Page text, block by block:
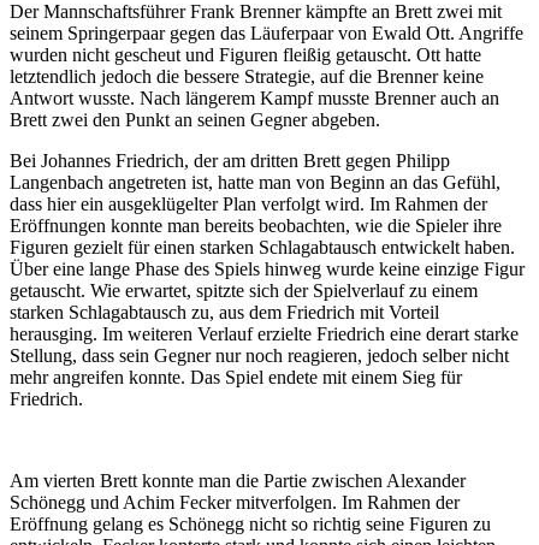
Der Mannschaftsführer Frank Brenner kämpfte an Brett zwei mit
seinem Springerpaar gegen das Läuferpaar von Ewald Ott. Angriffe
wurden nicht gescheut und Figuren fleißig getauscht. Ott hatte
letztendlich jedoch die bessere Strategie, auf die Brenner keine
Antwort wusste. Nach längerem Kampf musste Brenner auch an
Brett zwei den Punkt an seinen Gegner abgeben.
Bei Johannes Friedrich, der am dritten Brett gegen Philipp
Langenbach angetreten ist, hatte man von Beginn an das Gefühl,
dass hier ein ausgeklügelter Plan verfolgt wird. Im Rahmen der
Eröffnungen konnte man bereits beobachten, wie die Spieler ihre
Figuren gezielt für einen starken Schlagabtausch entwickelt haben.
Über eine lange Phase des Spiels hinweg wurde keine einzige Figur
getauscht. Wie erwartet, spitzte sich der Spielverlauf zu einem
starken Schlagabtausch zu, aus dem Friedrich mit Vorteil
herausging. Im weiteren Verlauf erzielte Friedrich eine derart starke
Stellung, dass sein Gegner nur noch reagieren, jedoch selber nicht
mehr angreifen konnte. Das Spiel endete mit einem Sieg für
Friedrich.
Am vierten Brett konnte man die Partie zwischen Alexander
Schönegg und Achim Fecker mitverfolgen. Im Rahmen der
Eröffnung gelang es Schönegg nicht so richtig seine Figuren zu